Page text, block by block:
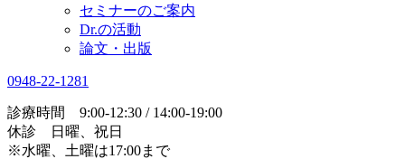
セミナーのご案内
Dr.の活動
論文・出版
0948-22-1281
診療時間 9:00-12:30 / 14:00-19:00
休診 日曜、祝日
※水曜、土曜は17:00まで